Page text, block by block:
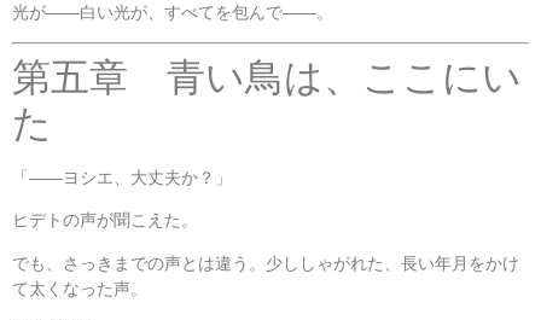
光が――白い光が、すべてを包んで――。
第五章 青い鳥は、ここにい
た
「――ヨシエ、大丈夫か？」
ヒデトの声が聞こえた。
でも、さっきまでの声とは違う。少ししゃがれた、長い年月をかけ
て太くなった声。